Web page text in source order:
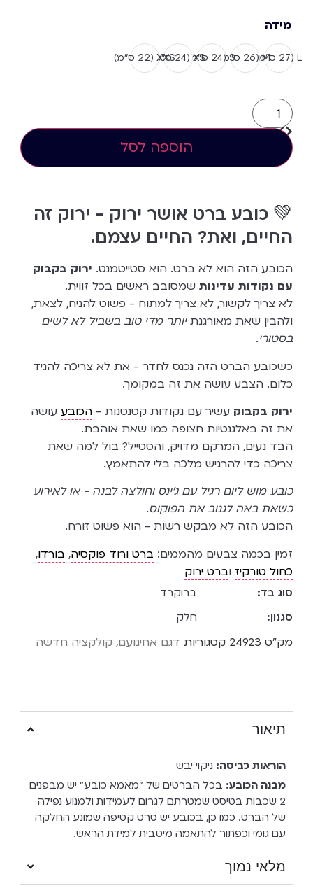
מידה
L (27 ס”מ) M (26 ס”מ) S (24 ס”מ) XS (24 ס"מ) XXS (22 ס”מ)
הוספה לסל
💚 כובע ברט אושר ירוק - ירוק זה
החיים, ואת? החיים עצמם.
הכובע הזה הוא לא ברט. הוא סטייטמנט. ירוק בקבוק
עם נקודות עדינות שמסובב ראשים בכל זווית.
לא צריך לקשור, לא צריך למתוח - פשוט להניח, לצאת,
ולהבין שאת מאורגנתיותר מדי טוב בשביל לא לשים
בסטורי.
כשכובע הברט הזה נכנס לחדר - את לא צריכה להגיד
כלום. הצבע עושה את זה במקומך.
ירוק בקבוק עשיר עם נקודות קטנטנות -הכובע עושה
את זה באלגנטיות חצופה כמו שאת אוהבת.
הבד נעים, המרקם מדויק, והסטייל? בול למה שאת
צריכה כדי להרגיש מלכה בלי להתאמץ.
כובע מוש ליום רגיל עם ג'ינס וחולצה לבנה - או לאירוע
כשאת באה לגנוב את הפוקוס.
הכובע הזה לא מבקש רשות - הוא פשוט זורח.
זמין בכמה צבעים מהממים: ברט ורוד פוקסיה, בורדו,
כחול טורקיז וברט ירוק
סוג בד:
ברוקרד
סגנון:
חלק
מק"ט 24923 קטגוריות דגם אחינועם, קולקציה חדשה
תיאור
הוראות כביסה: ניקוי יבש
מבנה הכובע: בכל הברטים של "מאמא כובע" יש מבפנים
2 שכבות בטיסט שמטרתם לגרום לעמידות ולמנוע נפילה
של הברט. כמו כן, בכובע יש סרט קטיפה שמונע החלקה
עם גומי וכפתור להתאמה מיטבית למידת הראש.
מלאי נמוך